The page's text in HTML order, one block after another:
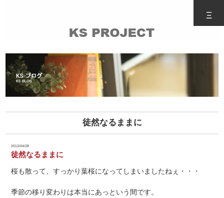
Ξ
徒然なるままに
2012/04/28
徒然なるままに
桜も散って、すっかり葉桜になってしまいましたねぇ・・・
季節の移り変わりは本当にあっという間です。